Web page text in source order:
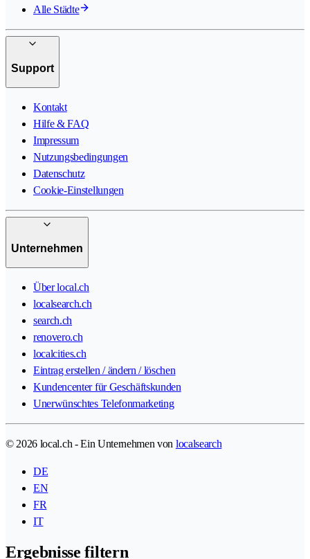
Alle Städte
Support
Kontakt
Hilfe & FAQ
Impressum
Nutzungsbedingungen
Datenschutz
Cookie-Einstellungen
Unternehmen
Über local.ch
localsearch.ch
search.ch
renovero.ch
localcities.ch
Eintrag erstellen / ändern / löschen
Kundencenter für Geschäftskunden
Unerwünschtes Telefonmarketing
© 2026 local.ch - Ein Unternehmen von localsearch
DE
EN
FR
IT
Ergebnisse filtern